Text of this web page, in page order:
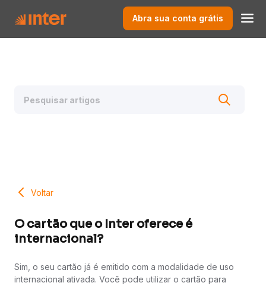
Abra sua conta grátis
Voltar
O cartão que o Inter oferece é
internacional?
Sim, o seu cartão já é emitido com a modalidade de uso
internacional ativada. Você pode utilizar o cartão para